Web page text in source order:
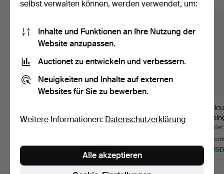
Messing, Prismen, 20.
43 USD
Messing und Glas, 20.
Boll…
3
53 USD
selbst verwalten können, werden verwendet, um:
Inhalte und Funktionen an Ihre Nutzung der
Website anzupassen.
Auctionet zu entwickeln und verbessern.
Neuigkeiten und Inhalte auf externen
Websites für Sie zu bewerben.
Weitere Informationen: Datenschutzerklärung
Alle akzeptieren